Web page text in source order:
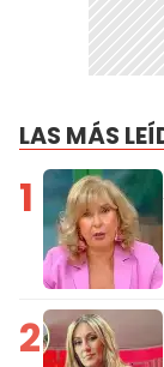
LAS MÁS
1
2